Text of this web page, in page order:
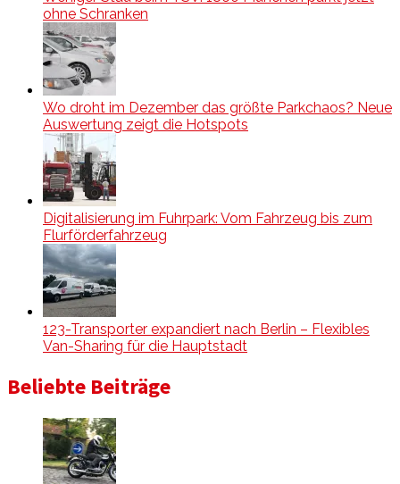
ohne Schranken
Wo droht im Dezember das größte Parkchaos? Neue
Auswertung zeigt die Hotspots
Digitalisierung im Fuhrpark: Vom Fahrzeug bis zum
Flurförderfahrzeug
123-Transporter expandiert nach Berlin – Flexibles
Van-Sharing für die Hauptstadt
Beliebte Beiträge